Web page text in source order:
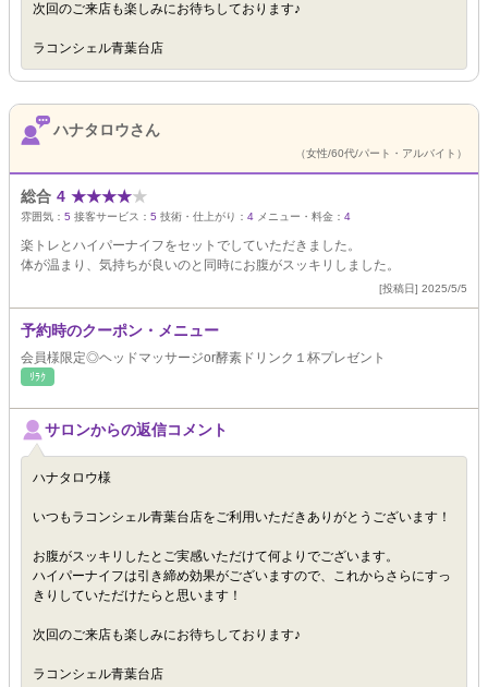
次回のご来店も楽しみにお待ちしております♪
ラコンシェル青葉台店
ハナタロウさん
（女性/60代/パート・アルバイト）
総合 4 ★★★★★
雰囲気： 5 接客サービス： 5 技術・仕上がり： 4 メニュー・料金： 4
楽トレとハイパーナイフをセットでしていただきました。
体が温まり、気持ちが良いのと同時にお腹がスッキリしました。
[投稿日] 2025/5/5
予約時のクーポン・メニュー
会員様限定◎ヘッドマッサージor酵素ドリンク１杯プレゼント
ﾘﾗｸ
サロンからの返信コメント
ハナタロウ様
いつもラコンシェル青葉台店をご利用いただきありがとうございます！
お腹がスッキリしたとご実感いただけて何よりでございます。
ハイパーナイフは引き締め効果がございますので、これからさらにすっ
きりしていただけたらと思います！
次回のご来店も楽しみにお待ちしております♪
ラコンシェル青葉台店